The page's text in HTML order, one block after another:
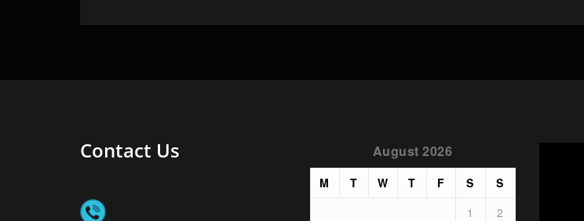
Contact Us August 2026
M T W T F S
S
1
2